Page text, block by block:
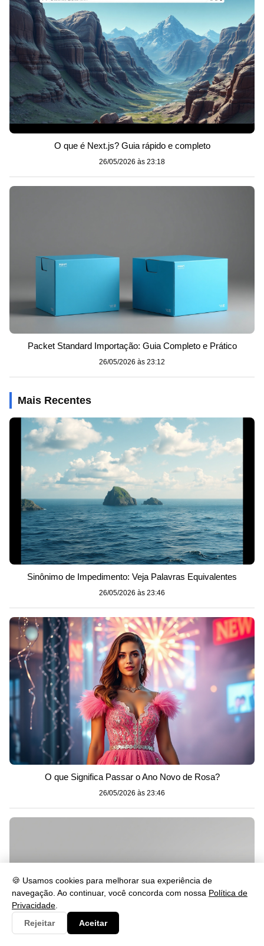
🍪 Usamos cookies para melhorar sua experiência de
navegação. Ao continuar, você concorda com nossa Política de
Privacidade
Rejeitar
Aceitar
O que é Next.js? Guia rápido e completo
26/05/2026 às 23:18
Packet Standard Importação: Guia Completo e Prático
26/05/2026 às 23:12
Mais Recentes
Sinônimo de Impedimento: Veja Palavras Equivalentes
26/05/2026 às 23:46
O que Significa Passar o Ano Novo de Rosa?
26/05/2026 às 23:46